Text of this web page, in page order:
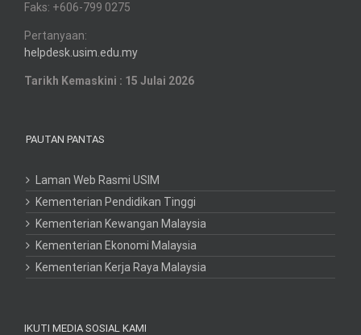
Faks: +606-799 0275
Pertanyaan:
helpdesk.usim.edu.my
Tarikh Kemaskini : 15 Julai 2026
PAUTAN PANTAS
Laman Web Rasmi USIM
Kementerian Pendidikan Tinggi
Kementerian Kewangan Malaysia
Kementerian Ekonomi Malaysia
Kementerian Kerja Raya Malaysia
IKUTI MEDIA SOSIAL KAMI